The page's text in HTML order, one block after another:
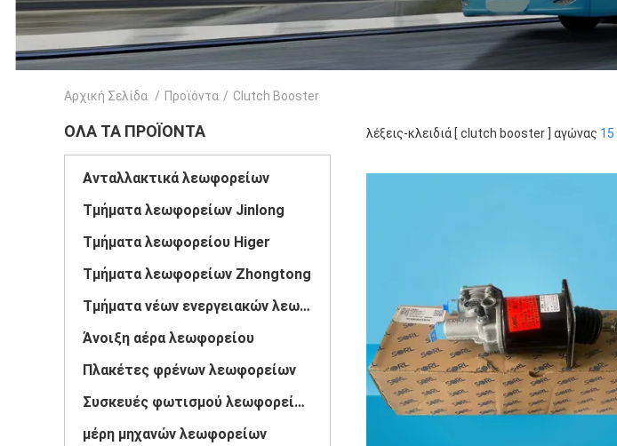
Αρχική Σελίδα / Προϊόντα / Clutch Booster
ΌΛΑ ΤΑ ΠΡΟΪΌΝΤΑ
Ανταλλακτικά λεωφορείων
Τμήματα λεωφορείων Jinlong
Τμήματα λεωφορείου Higer
Τμήματα λεωφορείων Zhongtong
Τμήματα νέων ενεργειακών λεωφορείων
Άνοιξη αέρα λεωφορείου
Πλακέτες φρένων λεωφορείων
Συσκευές φωτισμού λεωφορείων
μέρη μηχανών λεωφορείων
λέξεις-κλειδιά [ clutch booster ] αγώνας 15